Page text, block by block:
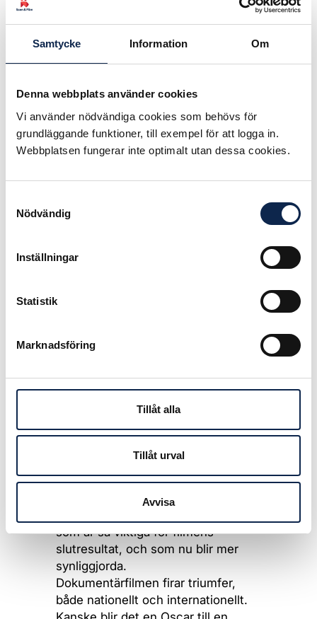
Samtycke Information Om
Denna webbplats använder cookies
Vi använder nödvändiga cookies som behövs för
grundläggande funktioner, till exempel för att logga in.
Webbplatsen fungerar inte optimalt utan dessa cookies.
Nödvändig
Inställningar
Statistik
Marknadsföring
Tillåt alla
Tillåt urval
Avvisa
ekonomiska förutsättningarna.
Digitaliseringen medför ökade
kostnader och
hårt pressade ekonomiskt. Ett
utvidgat uppdrag måste åtföljas av
friska pengar.
Men lika viktigt är att kvalitén måste
som ska vävas samman. För ett bra
yrkesgrupper ges möjlighet att delta
genomförs. För oss är det centralt
uppmärksammar och lyfter fram de
utbyggnad av digitaliserad
också många välförtjänta
yrkesmänniskor i vårt förbund
belönats med Guldbaggar. För mig
det delas ut baggar till de nya
kategorierna som tillkom förra året.
som är så viktiga för filmens
slutresultat, och som nu blir mer
synliggjorda.
Dokumentärfilmen firar triumfer,
både nationellt och internationellt.